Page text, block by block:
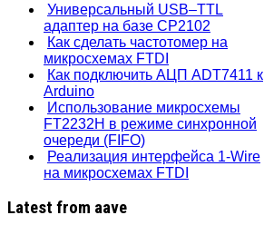
Универсальный USB–TTL
адаптер на базе CP2102
Как сделать частотомер на
микросхемах FTDI
Как подключить АЦП ADT7411 к
Arduino
Использование микросхемы
FT2232H в режиме синхронной
очереди (FIFO)
Реализация интерфейса 1-Wire
на микросхемах FTDI
Latest from aave